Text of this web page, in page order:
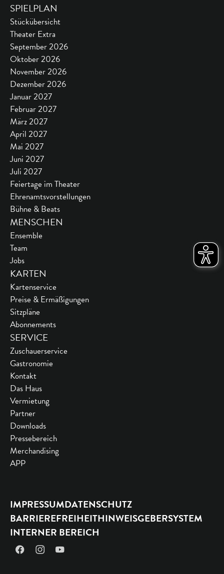
SPIELPLAN
Stückübersicht
Theater Extra
September 2026
Oktober 2026
November 2026
Dezember 2026
Januar 2027
Februar 2027
März 2027
April 2027
Mai 2027
Juni 2027
Juli 2027
Feiertage im Theater
Ehrenamtsvorstellungen
Bühne & Beats
MENSCHEN
Ensemble
Team
Jobs
KARTEN
Kartenservice
Preise & Ermäßigungen
Sitzpläne
Abonnements
SERVICE
Zuschauerservice
Gastronomie
Kontakt
Das Haus
Vermietung
Partner
Downloads
Pressebereich
Merchandising
APP
IMPRESSUMDATENSCHUTZ
BARRIEREFREIHEITHINWEISGEBERSYSTEM
INTERNER BEREICH
FacebookInstagramYouTube